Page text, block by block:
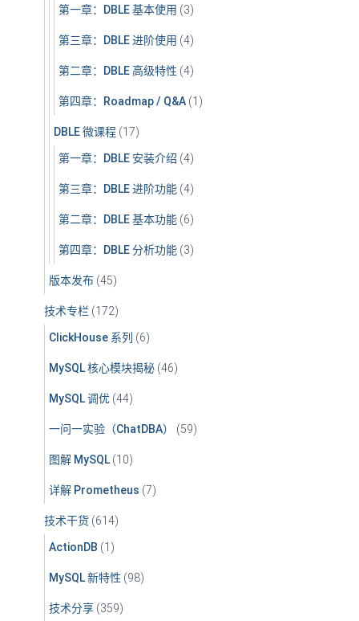
第一章：DBLE 基本使用 (3)
第三章：DBLE 进阶使用 (4)
第二章：DBLE 高级特性 (4)
第四章：Roadmap / Q&A (1)
DBLE 微课程 (17)
第一章：DBLE 安装介绍 (4)
第三章：DBLE 进阶功能 (4)
第二章：DBLE 基本功能 (6)
第四章：DBLE 分析功能 (3)
版本发布 (45)
技术专栏 (172)
ClickHouse 系列 (6)
MySQL 核心模块揭秘 (46)
MySQL 调优 (44)
一问一实验（ChatDBA） (59)
图解 MySQL(10)
详解 Prometheus (7)
技术干货 (614)
ActionDB (1)
MySQL 新特性 (98)
技术分享 (359)